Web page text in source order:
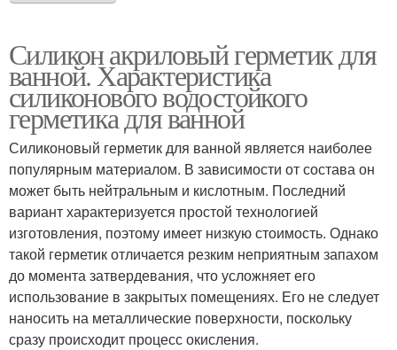
Силикон акриловый герметик для
ванной. Характеристика
силиконового водостойкого
герметика для ванной
Силиконовый герметик для ванной является наиболее
популярным материалом. В зависимости от состава он
может быть нейтральным и кислотным. Последний
вариант характеризуется простой технологией
изготовления, поэтому имеет низкую стоимость. Однако
такой герметик отличается резким неприятным запахом
до момента затвердевания, что усложняет его
использование в закрытых помещениях. Его не следует
наносить на металлические поверхности, поскольку
сразу происходит процесс окисления.